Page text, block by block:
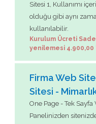
Sitesi 1, Kullanımı
olduğu gibi aynı
kullanılabilir.
Kurulum Ücreti
yenilemesi 4.900,00
Firma Web
Sitesi -
One Page - Tek
Panelinizden